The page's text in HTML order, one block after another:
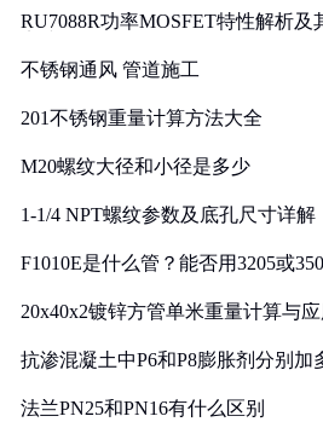
RU7088R功率MOSFET特性解析
不锈钢通风 管道施工
201不锈钢重量计算方法大全
M20螺纹大径和小径是多少
1-1/4 NPT螺纹参数及底孔尺寸详解
F1010E是什么管？能否用3205或
20x40x2镀锌方管单米重量计算与
抗渗混凝土中P6和P8膨胀剂分别加
法兰PN25和PN16有什么区别